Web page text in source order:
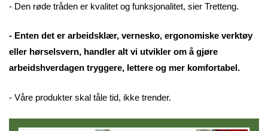
- Den røde tråden er kvalitet og funksjonalitet, sier Tretteng.
- Enten det er arbeidsklær, vernesko, ergonomiske verktøy
eller hørselsvern, handler alt vi utvikler om å gjøre
arbeidshverdagen tryggere, lettere og mer komfortabel.
- Våre produkter skal tåle tid, ikke trender.